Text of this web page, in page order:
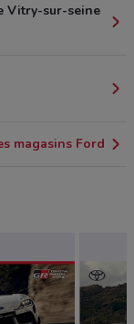
Vitry-sur-seine
magasins Ford